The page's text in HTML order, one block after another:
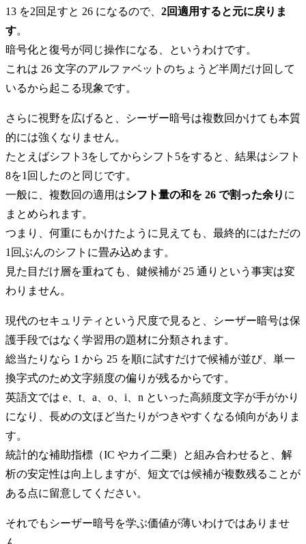
13 を2回足すと 26 になるので、 2回適用すると元に戻りま
す。
暗号化と復号が同じ操作になる、というわけです。
これは 26 文字のアルファベットのちょうど半周だけ回して
いるから起こる現象です。
さらに視野を広げると、シーザー暗号は複数回かけても本質
的には強くなりません。
たとえばシフト3をしてからシフト5をすると、結果はシフト
8を1回したのと同じです。
一般に、複数回の適用はシフト量の和を 26 で割った余り に
まとめられます。
つまり、何重にもかけたように見えても、最終的にはただの
1回ぶんのシフトに畳み込めます。
見た目だけ層を重ねても、鍵候補が 25 通りという事実は変
わりません。
現代のセキュリティという尺度で見ると、シーザー暗号は保
護手段ではなく学習用の題材に分類されます。
総当たりなら 1 から 25 を順に試すだけで候補が並び、単一
換字式のため文字頻度の偏りが残るからです。
英語文では e、t、a、o、i、n といった高頻度文字が手がかり
になり、長めの文ほど当たりがつきやすくなる傾向がありま
す。
統計的な補助指標（IC やカイ二乗）と組み合わせると、解
析の安定性は向上しますが、短文では候補が複数残ることが
ある点に留意してください。
それでもシーザー暗号を学ぶ価値が薄いわけではありませ